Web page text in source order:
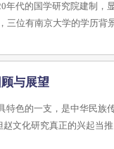
代的国学研究院建制，
三位有南京大学的学历
与展望
特色的一支，是中华民
文化研究真正的兴起当